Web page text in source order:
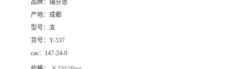
品牌： 瑞芬思
产地： 成都
型号： 支
货号： Y-537
cas： 147-24-0